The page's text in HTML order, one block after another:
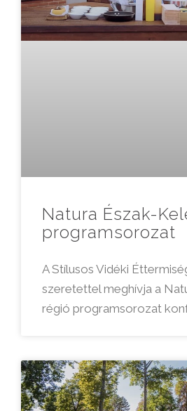
Natura Észak-
programsorozat
A Stílusos Vidéki
szeretettel meghívja a
régió programsorozat